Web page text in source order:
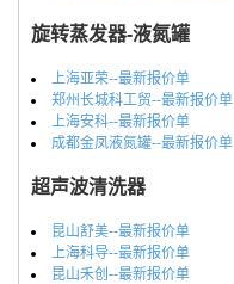
旋转蒸发器-液氮罐
上海亚荣--最新报价单
郑州长城科工贸--最新报价单
上海安科--最新报价单
成都金凤液氮罐--最新报价单
超声波清洗器
昆山舒美--最新报价单
上海科导--最新报价单
昆山禾创--最新报价单